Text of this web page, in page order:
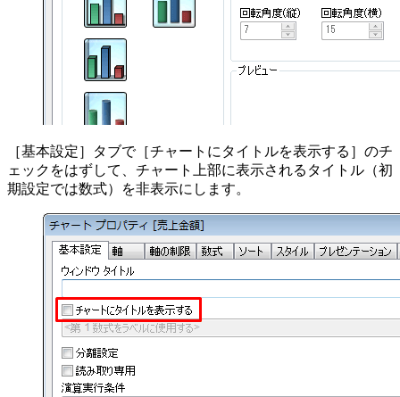
［基本設定］タブで［チャートにタイトルを表示する］のチ
ェックをはずして、チャート上部に表示されるタイトル（初
期設定では数式）を非表示にします。